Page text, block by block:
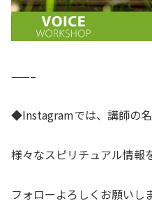
——–
◆Instagramでは、講師の
様々なスピリチュアル情報
フォローよろしくお願いし